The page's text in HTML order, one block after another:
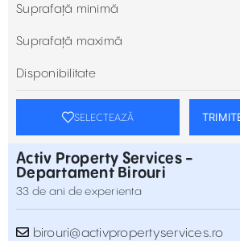
Suprafață minimă
Suprafață maximă
Disponibilitate
SELECTEAZĂ
Activ Property Services -
Departament Birouri
33 de ani de experienta
birouri@activpropertyservices.ro